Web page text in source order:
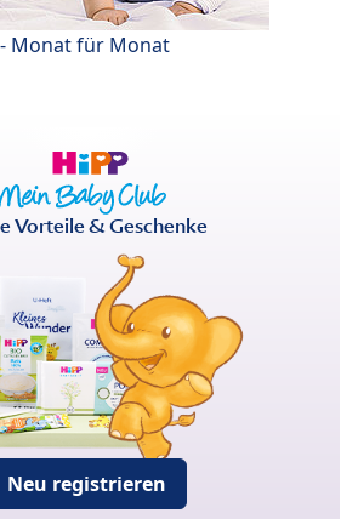
Monat für Monat
Vorteile & Geschenke
Neu registrieren